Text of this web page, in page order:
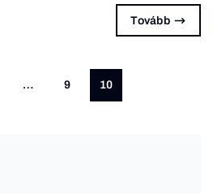
Tovább
… 9 10